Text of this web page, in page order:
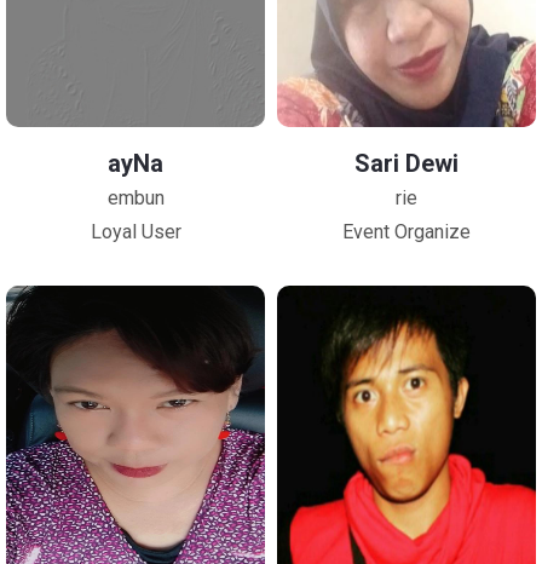
ayNa
embun
Loyal User
Sari Dewi
rie
Event Organize